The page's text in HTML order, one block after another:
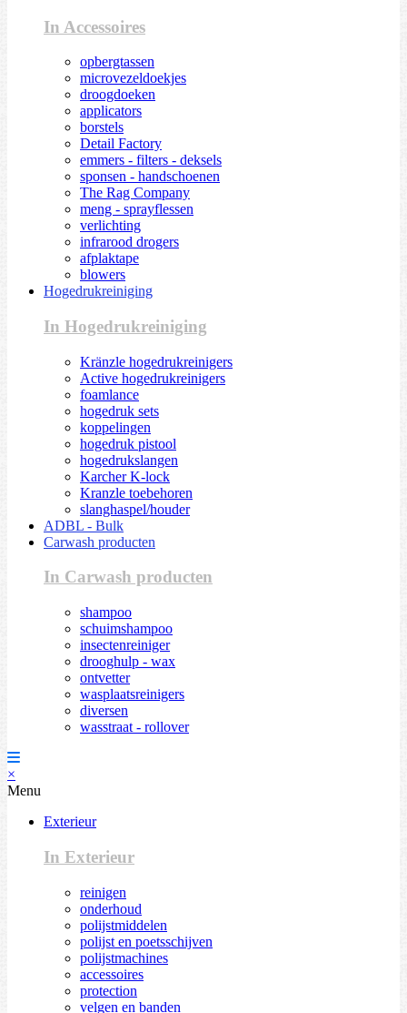
In Accessoires
opbergtassen
microvezeldoekjes
droogdoeken
applicators
borstels
Detail Factory
emmers - filters - deksels
sponsen - handschoenen
The Rag Company
meng - sprayflessen
verlichting
infrarood drogers
afplaktape
blowers
Hogedrukreiniging
In Hogedrukreiniging
Kränzle hogedrukreinigers
Active hogedrukreinigers
foamlance
hogedruk sets
koppelingen
hogedruk pistool
hogedrukslangen
Karcher K-lock
Kranzle toebehoren
slanghaspel/houder
ADBL - Bulk
Carwash producten
In Carwash producten
shampoo
schuimshampoo
insectenreiniger
drooghulp - wax
ontvetter
wasplaatsreinigers
diversen
wasstraat - rollover
×
Menu
Exterieur
In Exterieur
reinigen
onderhoud
polijstmiddelen
polijst en poetsschijven
polijstmachines
accessoires
protection
velgen en banden